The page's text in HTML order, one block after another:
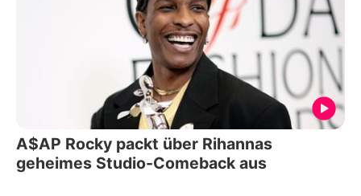
A$AP Rocky packt über Rihannas
geheimes Studio-Comeback aus